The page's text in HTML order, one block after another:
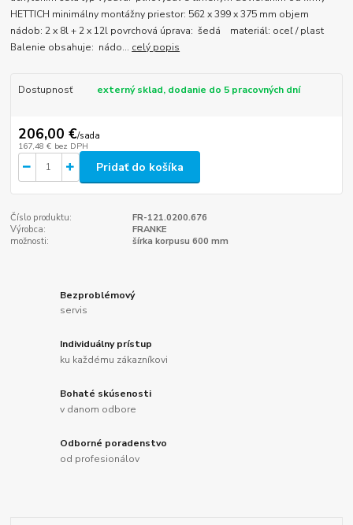
HETTICH minimálny montážny priestor: 562 x 399 x 375 mm objem
nádob: 2 x 8l + 2 x 12l povrchová úprava: šedá materiál: oceľ / plast
Balenie obsahuje: nádo... celý popis
Dostupnosť externý sklad, dodanie do 5 pracovných dní
206,00 €/sada
167,48 € bez DPH
Pridať do košíka
Číslo produktu:
FR-121.0200.676
Výrobca:
FRANKE
možnosti:
šírka korpusu 600 mm
Bezproblémový
servis
Individuálny prístup
ku každému zákazníkovi
Bohaté skúsenosti
v danom odbore
Odborné poradenstvo
od profesionálov